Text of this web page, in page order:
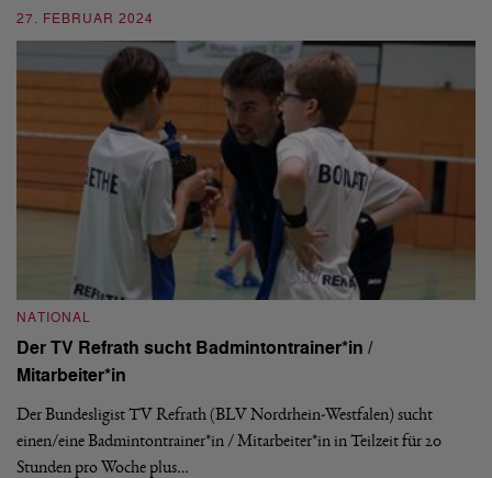
27. FEBRUAR 2024
NATIONAL
Der TV Refrath sucht Badmintontrainer*in /
Mitarbeiter*in
Der Bundesligist TV Refrath (BLV Nordrhein-Westfalen) sucht
einen/eine Badmintontrainer*in / Mitarbeiter*in in Teilzeit für 20
Stunden pro Woche plus…